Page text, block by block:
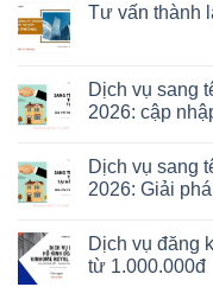
Tư vấn thành
Dịch vụ sang
2026: cập
Dịch vụ sang
2026: Giải
Dịch vụ đăng
từ 1.000.000đ